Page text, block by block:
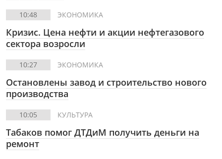
10:48 ЭКОНОМИКА
Кризис. Цена нефти и акции нефтегазового
сектора возросли
10:27 ЭКОНОМИКА
Остановлены завод и строительство нового
производства
10:05 КУЛЬТУРА
Табаков помог ДТДиМ получить деньги на
ремонт